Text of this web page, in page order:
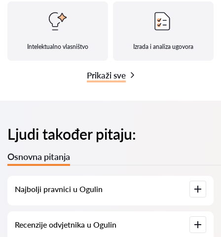
Intelektualno vlasništvo Izrada i analiza ugovora
Prikaži sve
Ljudi također pitaju:
Osnovna pitanja
Najbolji pravnici u Ogulin
informacijama. Cijene, recenzije, telefonski brojevi i adrese.
Recenzije odvjetnika u Ogulin